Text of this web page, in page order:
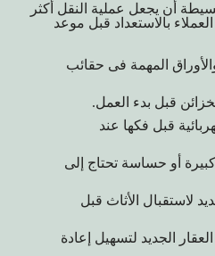
أن يجعل عملية النقل أكثر
بالاستعداد قبل موعد
المهمة فى حقائب
قبل بدء العمل.
قبل فكها عند
أو حساسة تحتاج إلى
لاستقبال الأثاث قبل
الجديد لتسهيل إعادة